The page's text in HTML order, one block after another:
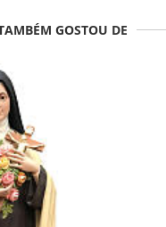
GOSTOU DE